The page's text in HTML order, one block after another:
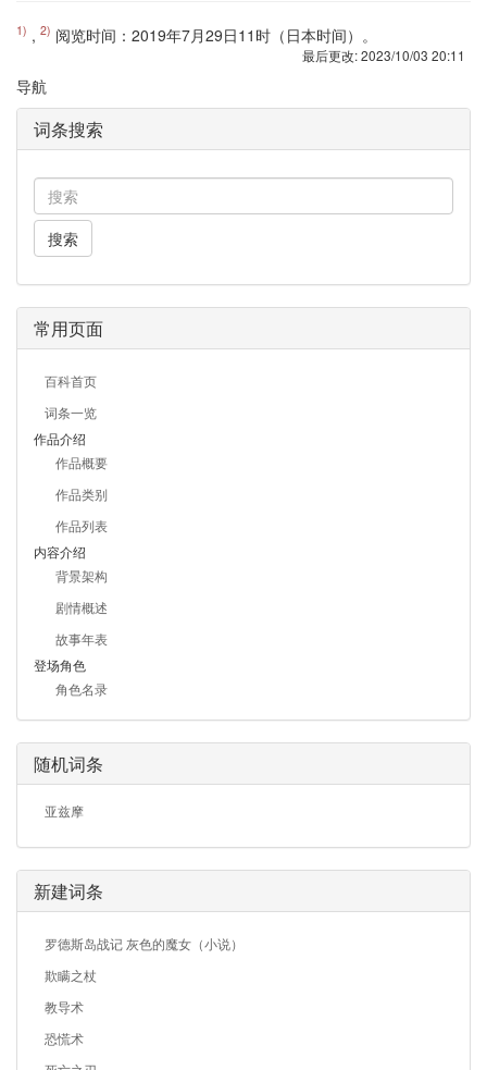
1) , 2) 阅览时间：2019年7月29日11时（日本时间）。
最后更改:2023/10/03 20:11
导航
词条搜索
搜索
常用页面
百科首页
词条一览
作品介绍
作品概要
作品类别
作品列表
内容介绍
背景架构
剧情概述
故事年表
登场角色
角色名录
随机词条
亚兹摩
新建词条
罗德斯岛战记 灰色的魔女（小说）
欺瞒之杖
教导术
恐慌术